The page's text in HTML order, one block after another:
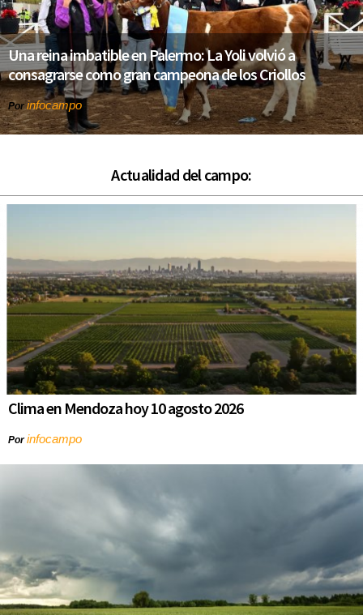
Una reina imbatible en Palermo: La Yoli volvió a
consagrarse como gran campeona de los Criollos
Porinfocampo
Actualidad del campo:
Clima en Mendoza hoy 10 agosto 2026
Porinfocampo